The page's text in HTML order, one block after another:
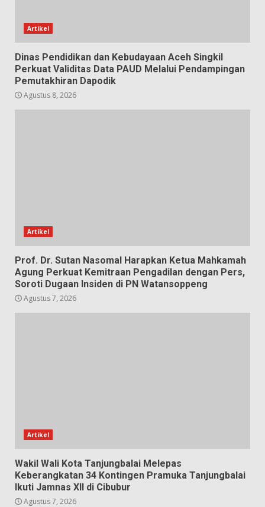
Artikel
Dinas Pendidikan dan Kebudayaan Aceh Singkil
Perkuat Validitas Data PAUD Melalui Pendampingan
Pemutakhiran Dapodik
Agustus 8, 2026
Artikel
Prof. Dr. Sutan Nasomal Harapkan Ketua Mahkamah
Agung Perkuat Kemitraan Pengadilan dengan Pers,
Soroti Dugaan Insiden di PN Watansoppeng
Agustus 7, 2026
Artikel
Wakil Wali Kota Tanjungbalai Melepas
Keberangkatan 34 Kontingen Pramuka Tanjungbalai
Ikuti Jamnas XII di Cibubur
Agustus 7, 2026